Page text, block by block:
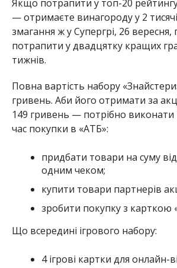
одним чеком;
купити товари партнерів
зробити покупку з карткою
Що всередині ігрового набору:
4 ігрові картки для онлайн-
застосунку «Знайстери»;
суперфуд для мозку — мікс
сухофруктів;
енергетичний батончик;
ювелірна прикраса або
знижку від «Укрзолото»,
або 1000 гривень.
Більше інформації
можна
«Знайстери»
, чи
на сайті «АТБ»
розділі .